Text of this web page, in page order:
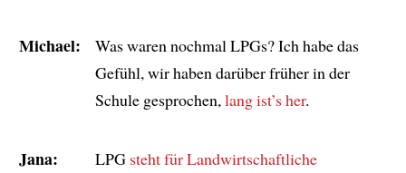
Michael:
Was waren nochmal LPGs? Ich habe das
Gefühl, wir haben darüber früher in der
Schule gesprochen, lang ist’s her.
Jana: LPG steht fürLandwirtschaftliche